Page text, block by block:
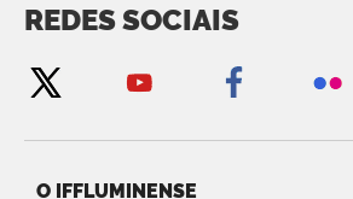
REDES SOCIAIS
O IFFLUMINENSE